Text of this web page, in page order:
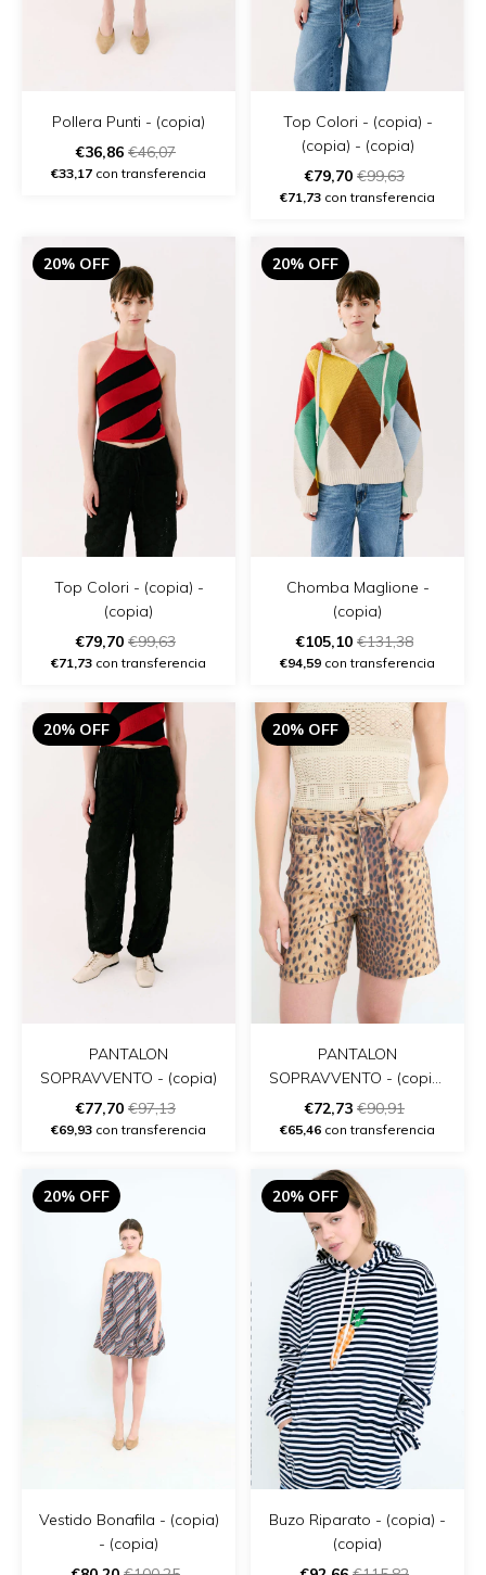
Pollera Punti - (copia)
€36,86 €46,07
€33,17 con transferencia
Top Colori - (copia) -
(copia) - (copia)
€79,70 €99,63
€71,73 con transferencia
20% OFF
Top Colori - (copia) -
(copia)
€79,70 €99,63
€71,73 con transferencia
20% OFF
Chomba Maglione -
(copia)
€105,10 €131,38
€94,59 con transferencia
20% OFF
PANTALON
SOPRAVVENTO - (copia)
€77,70 €97,13
€69,93 con transferencia
20% OFF
PANTALON
SOPRAVVENTO - (copia)
- (copia) - (copia)
€72,73 €90,91
€65,46 con transferencia
20% OFF
Vestido Bonafila - (copia)
- (copia)
20% OFF
Buzo Riparato - (copia) -
(copia)